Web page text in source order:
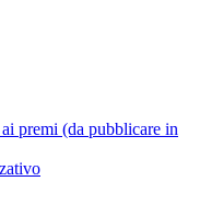
premi (da pubblicare in